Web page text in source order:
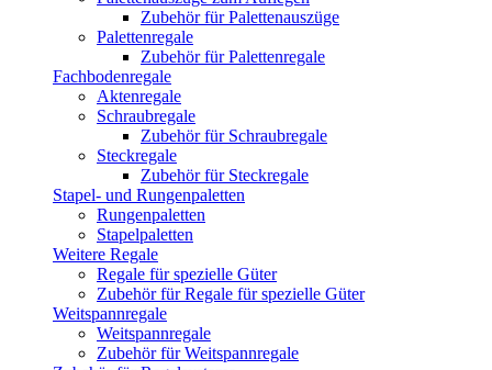
Zubehör für Palettenauszüge
Palettenregale
Zubehör für Palettenregale
Fachbodenregale
Aktenregale
Schraubregale
Zubehör für Schraubregale
Steckregale
Zubehör für Steckregale
Stapel- und Rungenpaletten
Rungenpaletten
Stapelpaletten
Weitere Regale
Regale für spezielle Güter
Zubehör für Regale für spezielle Güter
Weitspannregale
Weitspannregale
Zubehör für Weitspannregale